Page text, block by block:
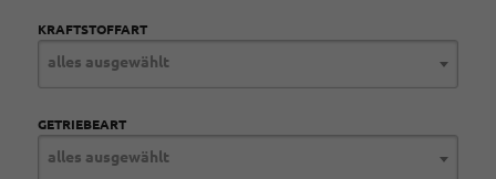
KRAFTSTOFFART
alles ausgewählt
GETRIEBEART
alles ausgewählt